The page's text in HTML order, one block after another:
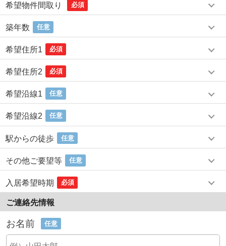
希望物件間取り 必須
築年数 任意
希望住所1 必須
希望住所2 必須
希望沿線1 任意
希望沿線2 任意
駅からの徒歩 任意
その他ご要望等 任意
入居希望時期 必須
ご連絡先情報
お名前 任意